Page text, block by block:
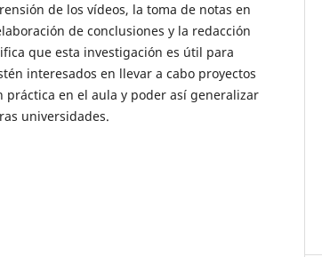
de los vídeos, la toma de notas en
de conclusiones y la redacción
que esta investigación es útil para
interesados en llevar a cabo proyectos
práctica en el aula y poder así generalizar
universidades.